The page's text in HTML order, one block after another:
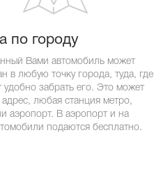
по городу
Вами автомобиль может
в любую точку города, туда, где
удобно забрать его. Это может
любая станция метро,
аэропорт. В аэропорт и на
подаются бесплатно.